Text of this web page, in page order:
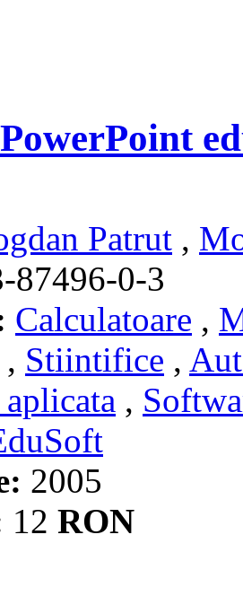
Patrut ,
87496-0-3
Calculatoare ,
, Stiintifice ,
,
2005
12 RON